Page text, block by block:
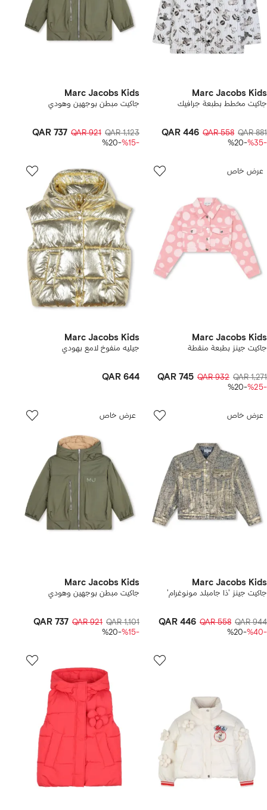
Marc Jacobs Kids
جاكيت مخطط بطبعة جرافيك
QAR 881
QAR 558
QAR 446
-%35
-%20
Marc Jacobs Kids
جاكيت مبطن بوجهين وهودي
QAR 1,123
QAR 921
QAR 737
-%15
-%20
عرض خاص
Marc Jacobs Kids
جاكيت جينز بطبعة منقطة
QAR 1,271
QAR 932
QAR 745
-%25
-%20
Marc Jacobs Kids
جيليه منفوخ لامع بهودي
QAR 644
عرض خاص
Marc Jacobs Kids
جاكيت جينز 'ذا جامبلد مونوغرام'
QAR 944
QAR 558
QAR 446
-%40
-%20
عرض خاص
Marc Jacobs Kids
جاكيت مبطن بوجهين وهودي
QAR 1,101
QAR 921
QAR 737
-%15
-%20